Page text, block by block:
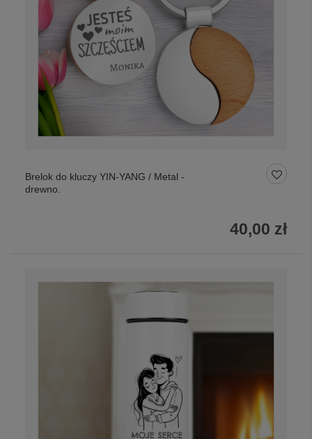
Brelok do kluczy YIN-YANG / Metal -
drewno.
40,00 zł